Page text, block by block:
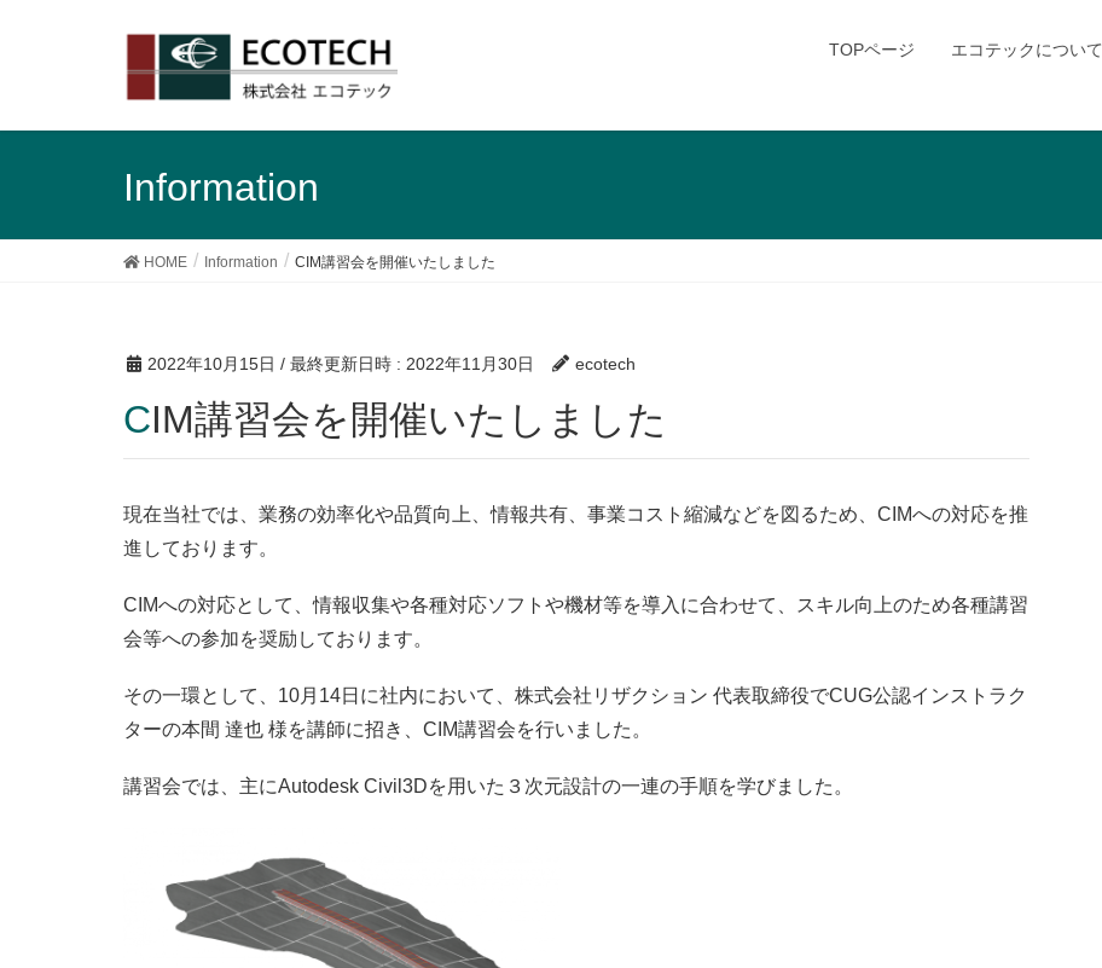
TOPページ エコテックについて
Information
HOME Information CIM講習会を開催いたしました
2022年10月15日 / 最終更新日時 : 2022年11月30日 ecotech
CIM講習会を開催いたしました
現在当社では、業務の効率化や品質向上、情報共有、事業コスト縮減などを図るため、CIMへの対応を推
進しております。
CIMへの対応として、情報収集や各種対応ソフトや機材等を導入に合わせて、スキル向上のため各種講習
会等への参加を奨励しております。
その一環として、10月14日に社内において、株式会社リザクション 代表取締役でCUG公認インストラク
ターの本間 達也 様を講師に招き、CIM講習会を行いました。
講習会では、主にAutodesk Civil3Dを用いた３次元設計の一連の手順を学びました。